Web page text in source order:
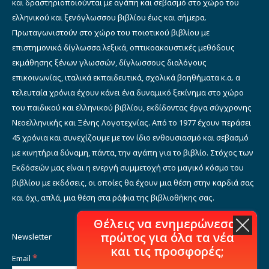
και δραστηριοποιούνται με αγάπη και σεβασμό στο χώρο του
ελληνικού και ξενόγλωσσου βιβλίου έως και σήμερα.
Πρωταγωνιστούν στο χώρο του ποιοτικού βιβλίου με
επιστημονικά δίγλωσσα λεξικά, οπτικοακουστικές μεθόδους
εκμάθησης ξένων γλωσσών, δίγλωσσους διαλόγους
επικοινωνίας, ιταλικά εκπαιδευτικά, σχολικά βοηθήματα κ.α. α
τελευταία χρόνια έχουν κάνει ένα δυναμικό ξεκίνημα στο χώρο
του παιδικού και ελληνικού βιβλίου, εκδίδοντας έργα σύγχρονης
Νεοελληνικής και Ξένης Λογοτεχνίας. Από το 1977 έχουν περάσει
45 χρόνια και συνεχίζουμε με τον ίδιο ενθουσιασμό και σεβασμό
με κινητήρια δύναμη, πάντα, την αγάπη για το βιβλίο. Στόχος των
Εκδόσεών μας είναι η ενεργή συμμετοχή στο μαγικό κόσμο του
βιβλίου με εκδόσεις, οι οποίες θα έχουν μια θέση στην καρδιά σας
και όχι, απλά, μια θέση στα ράφια της βιβλιοθήκης σας.
Newsletter
Email *
Θέλεις να ενημερώνεσαι
πρώτος για όλα τα νέα
και τις προσφορές;